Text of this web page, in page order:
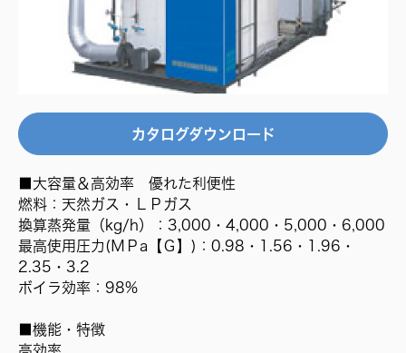
カタログダウンロード
■大容量＆高効率 優れた利便性
燃料：天然ガス・ＬＰガス
換算蒸発量（kg/h）：3,000・4,000・5,000・6,000
最高使用圧力(ＭＰa【Ｇ】)：0.98・1.56・1.96・
2.35・3.2
ボイラ効率：98%
■機能・特徴